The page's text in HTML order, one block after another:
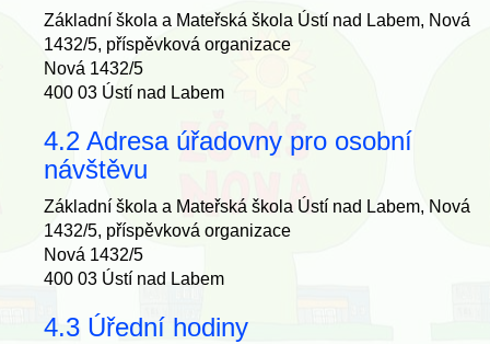
Základní škola a Mateřská škola Ústí nad Labem, Nová
1432/5, příspěvková organizace
Nová 1432/5
400 03 Ústí nad Labem
4.2 Adresa úřadovny pro osobní
návštěvu
Základní škola a Mateřská škola Ústí nad Labem, Nová
1432/5, příspěvková organizace
Nová 1432/5
400 03 Ústí nad Labem
4.3 Úřední hodiny